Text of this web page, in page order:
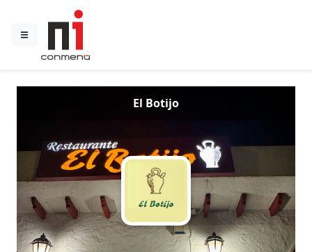
El Botijo